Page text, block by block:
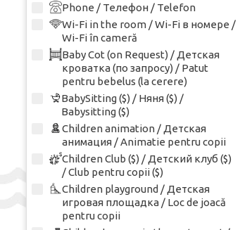
Phone / Телефон / Telefon
Wi-Fi in the room / Wi-Fi в номере /
Wi-Fi în cameră
Baby Cot (on Request) / Детская
кроватка (по запросу) / Patut
pentru bebelus (la cerere)
BabySitting ($) / Няня ($) /
Babysitting ($)
Children animation / Детская
анимация / Animatie pentru copii
Children Club ($) / Детский клуб ($)
/ Club pentru copii ($)
Children playground / Детская
игровая площадка / Loc de joacă
pentru copii